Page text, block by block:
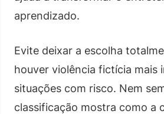
aprendizado.
Evite deixar a escolha
houver violência fictícia mais
situações com risco. Nem
classificação mostra como a